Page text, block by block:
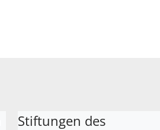
Stiftungen des